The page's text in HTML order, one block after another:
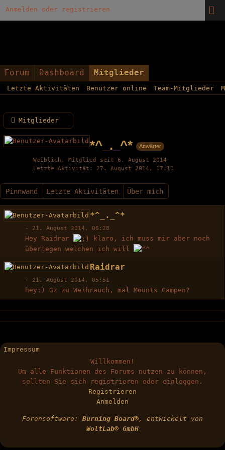
Anmelden oder registrieren
Forum Dashboard Mitglieder
Letzte Aktivitäten Benutzer online Team-Mitglieder
Mitglieder
*^_._^* Anwärter
Weiblich
Mitglied seit 6. August 2014
Letzte Aktivität
27. August 2014, 17:11
Pinnwand Letzte Aktivitäten Über mich
*^_._^*
- 21. August 2014, 06:28
Hey Raidrar
klaro, ich muss mir aber noch
überlegen welchen ich will
Raidrar
- 21. August 2014, 05:51
hey:) Gz zu Weihrauch, mal Mounts Campen?
Impressum
Willkommen!
Um alle Funktionen des Forums nutzen zu können,
sollten Sie sich registrieren oder einloggen.
Registrieren
Anmelden
Forensoftware: Burning Board®, entwickelt von
WoltLab® GmbH